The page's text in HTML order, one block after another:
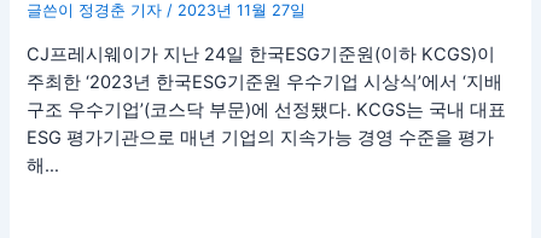
글쓴이 정경춘 기자/ 2023년 11월 27일
CJ프레시웨이가 지난 24일 한국ESG기준원(이하 KCGS)이
주최한 ‘2023년 한국ESG기준원 우수기업 시상식’에서 ‘지배
구조 우수기업’(코스닥 부문)에 선정됐다. KCGS는 국내 대표
ESG 평가기관으로 매년 기업의 지속가능 경영 수준을 평가
해…